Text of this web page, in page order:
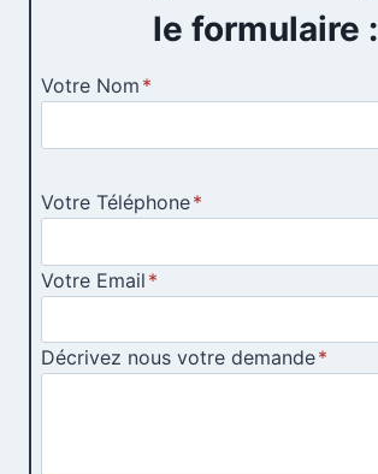
le formulaire :
Votre Nom *
Votre Téléphone*
Votre Email *
Décrivez nous votre demande*